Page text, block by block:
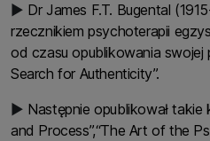
▶ Dr James F.T. Bugental
rzecznikiem psychoterapii
od czasu opublikowania swojej
Search for Authenticity”.
▶ Następnie opublikował
and Process”,“The Art of the